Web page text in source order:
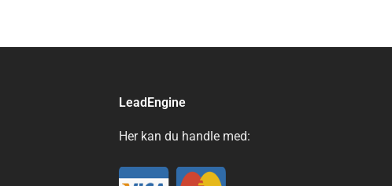
LeadEngine
Her kan du handle med: